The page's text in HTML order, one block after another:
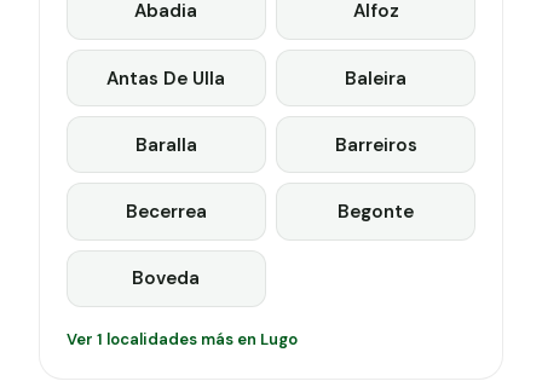
Abadia Alfoz
Antas De Ulla Baleira
Baralla Barreiros
Becerrea Begonte
Boveda
Ver 1 localidades más en Lugo